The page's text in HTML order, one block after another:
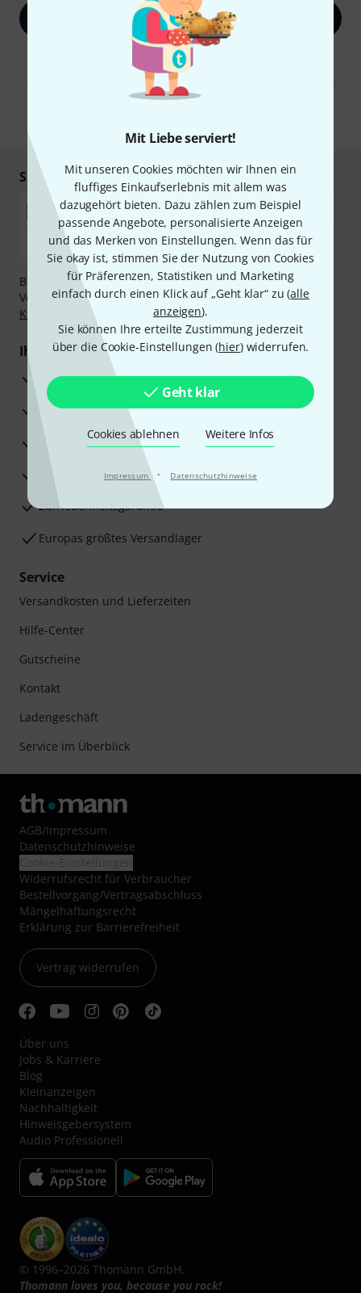
Mit Liebe serviert!
Mit unseren Cookies möchten wir Ihnen ein
fluffiges Einkaufserlebnis mit allem was
dazugehört bieten. Dazu zählen zum Beispiel
passende Angebote, personalisierte Anzeigen
und das Merken von Einstellungen. Wenn das für
Sie okay ist, stimmen Sie der Nutzung von Cookies
für Präferenzen, Statistiken und Marketing
einfach durch einen Klick auf „Geht klar“ zu (alle
anzeigen).
Sie können Ihre erteilte Zustimmung jederzeit
über die Cookie-Einstellungen (hier) widerrufen.
Geht klar
Cookies ablehnen Weitere Infos
Impressum · Datenschutzhinweise
Jetzt anmelden
Mit Klick auf „Jetzt anmelden“ stimmen Sie dem Erhalt von E-Mail-
Werbung und einer Messung des E-Mail-Nutzungsverhaltens zu. Die
Abmeldung ist jederzeit möglich. Weitere Informationen finden Sie in
unserenDatenschutzhinweisen
Sicher einkaufen & bezahlen
Bezahlen Sie vertraulich und sicher per Nachnahme,
Vorkasse, PayPal, Amazon Pay,Klarna Sofort bezahlen
Klarna Ratenzahlung
oder Kreditkarte.
Ihre Vorteile
3 Jahre Thomann Garantie
30 Tage Money-Back-Garantie
Reparaturservice
Beratung durch Fachexperten
Zufriedenheitsgarantie
Europas größtes Versandlager
Service
Versandkosten und Lieferzeiten
Hilfe-Center
Gutscheine
Kontakt
Ladengeschäft
Service im Überblick
AGB/Impressum
Datenschutzhinweise
Widerrufsrecht für Verbraucher
Bestellvorgang/Vertragsabschluss
Mängelhaftungsrecht
Erklärung zur Barrierefreiheit
Vertrag widerrufen
Über uns
Jobs & Karriere
Blog
Kleinanzeigen
Nachhaltigkeit
Hinweisgebersystem
Audio Professionell
© 1996–2026 Thomann GmbH.
Thomann loves you, because you rock!